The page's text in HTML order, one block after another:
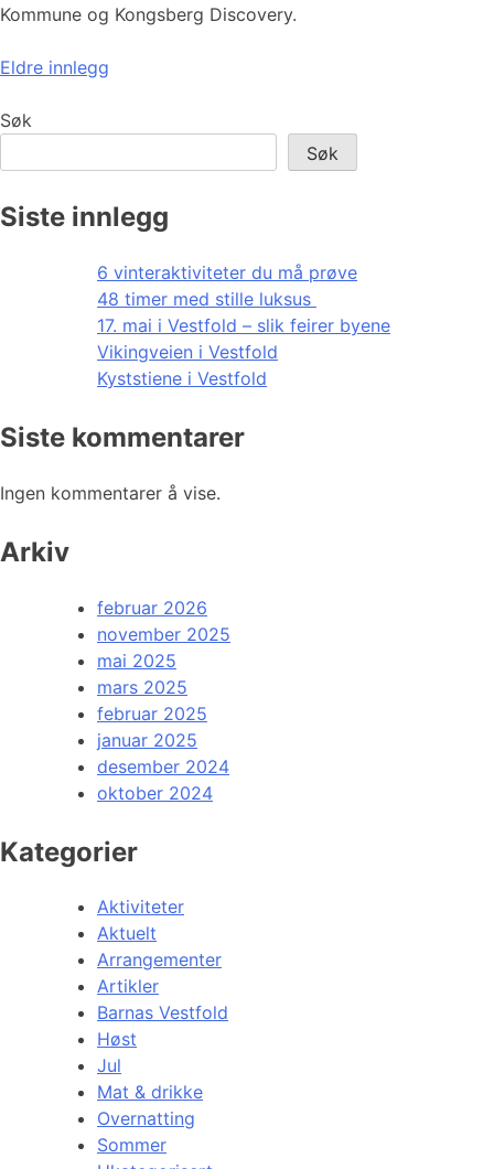
Kommune og Kongsberg Discovery.
Innleggnavigasjon
Eldre innlegg
Søk
Søk
Siste innlegg
6 vinteraktiviteter du må prøve
48 timer med stille luksus
17. mai i Vestfold – slik feirer byene
Vikingveien i Vestfold
Kyststiene i Vestfold
Siste kommentarer
Ingen kommentarer å vise.
Arkiv
februar 2026
november 2025
mai 2025
mars 2025
februar 2025
januar 2025
desember 2024
oktober 2024
Kategorier
Aktiviteter
Aktuelt
Arrangementer
Artikler
Barnas Vestfold
Høst
Jul
Mat & drikke
Overnatting
Sommer